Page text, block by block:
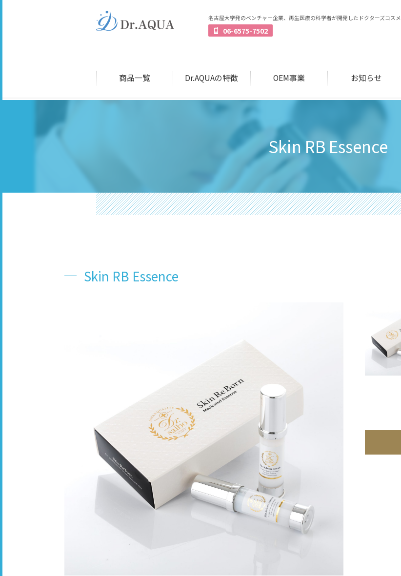
名古屋大学発のベンチャー企業、再生医療の科学者が開発したドクターズコスメ
06-6575-7502
商品一覧 Dr.AQUAの特徴 OEM事業 お知らせ
Skin RB Essence
Skin RB Essence